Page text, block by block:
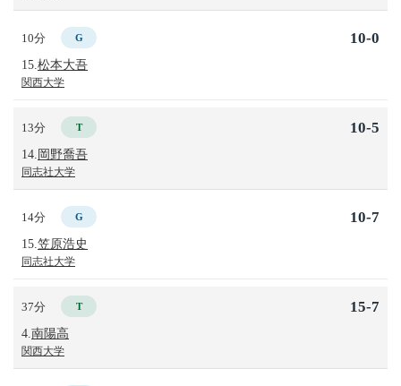
10分 G
15. 松本大吾
関西大学
10-0
13分 T
14. 岡野喬吾
同志社大学
10-5
14分 G
15. 笠原浩史
同志社大学
10-7
37分 T
4. 南陽高
関西大学
15-7